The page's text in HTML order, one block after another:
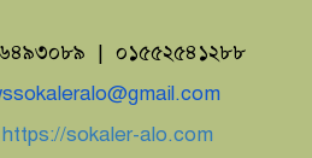
| ০১৫৫২৫৪১২৮৮
https://sokaler-alo.com